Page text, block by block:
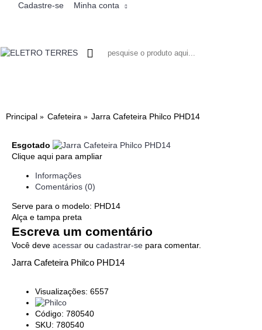
Cadastre-se Minha conta
Principal Cafeteira Jarra Cafeteira Philco PHD14
Esgotado
Clique aqui para ampliar
Informações
Comentários (0)
Serve para o modelo: PHD14
Alça e tampa preta
Escreva um comentário
Você deve acessar ou cadastrar-se para comentar.
Jarra Cafeteira Philco PHD14
Visualizações: 6557
Código: 780540
SKU: 780540